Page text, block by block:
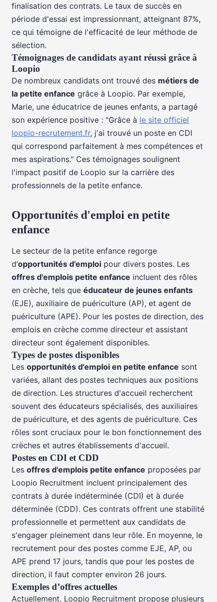
finalisation des contrats. Le taux de succès en
période d'essai est impressionnant, atteignant 87%,
ce qui témoigne de l'efficacité de leur méthode de
sélection.
Témoignages de candidats ayant réussi grâce à
Loopio
De nombreux candidats ont trouvé des métiers de
la petite enfance grâce à Loopio. Par exemple,
Marie, une éducatrice de jeunes enfants, a partagé
son expérience positive : "Grâce à le site officiel
loopio-recrutement.fr, j'ai trouvé un poste en CDI
qui correspond parfaitement à mes compétences et
mes aspirations." Ces témoignages soulignent
l'impact positif de Loopio sur la carrière des
professionnels de la petite enfance.
Opportunités d'emploi en petite
enfance
Le secteur de la petite enfance regorge
d’opportunités d'emploi pour divers postes. Les
offres d'emplois petite enfance incluent des rôles
en crèche, tels que éducateur de jeunes enfants
(EJE), auxiliaire de puériculture (AP), et agent de
puériculture (APE). Pour les postes de direction, des
emplois en crèche comme directeur et assistant
directeur sont également disponibles.
Types de postes disponibles
Les opportunités d'emploi en petite enfance sont
variées, allant des postes techniques aux positions
de direction. Les structures d'accueil recherchent
souvent des éducateurs spécialisés, des auxiliaires
de puériculture, et des agents de puériculture. Ces
rôles sont cruciaux pour le bon fonctionnement des
crèches et autres établissements d'accueil.
Postes en CDI et CDD
Les offres d'emplois petite enfance proposées par
Loopio Recruitment incluent principalement des
contrats à durée indéterminée (CDI) et à durée
déterminée (CDD). Ces contrats offrent une stabilité
professionnelle et permettent aux candidats de
s'engager pleinement dans leur rôle. En moyenne, le
recrutement pour des postes comme EJE, AP, ou
APE prend 17 jours, tandis que pour les postes de
direction, il faut compter environ 26 jours.
Exemples d’offres actuelles
Actuellement, Loopio Recruitment propose plusieurs